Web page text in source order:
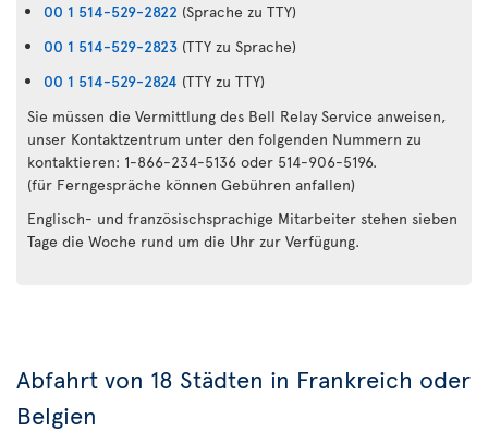
00 1 514-529-2822 (Sprache zu TTY)
00 1 514-529-2823 (TTY zu Sprache)
00 1 514-529-2824 (TTY zu TTY)
Sie müssen die Vermittlung des Bell Relay Service anweisen,
unser Kontaktzentrum unter den folgenden Nummern zu
kontaktieren: 1-866-234-5136 oder 514-906-5196.
(für Ferngespräche können Gebühren anfallen)
Englisch- und französischsprachige Mitarbeiter stehen sieben
Tage die Woche rund um die Uhr zur Verfügung.
Abfahrt von 18 Städten in Frankreich oder
Belgien